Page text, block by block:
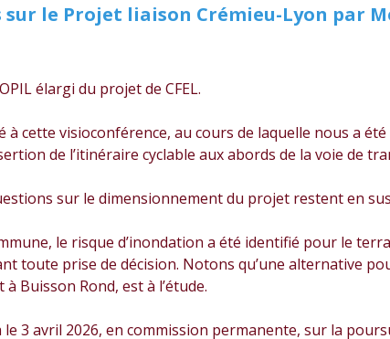
le Projet liaison Crémieu-Lyon par
élargi du projet de CFEL.
à cette visioconférence, au cours de laquelle nous a
de l’itinéraire cyclable aux abords de la voie de
sur le dimensionnement du projet restent en
le risque d’inondation a été identifié pour le
toute prise de décision. Notons qu’une alternative
Buisson Rond, est à l’étude.
3 avril 2026, en commission permanente, sur la